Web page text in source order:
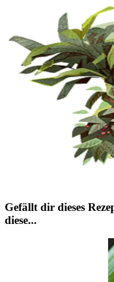
Gefällt dir dieses
diese...